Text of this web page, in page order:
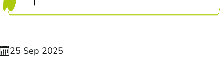
25 Sep 2025